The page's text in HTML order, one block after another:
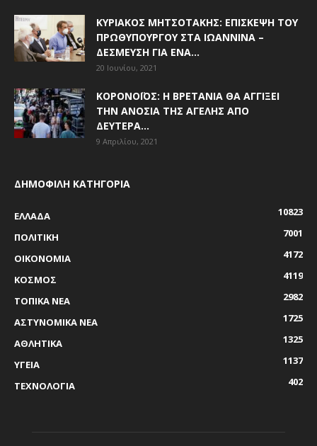
ΚΥΡΙΆΚΟΣ ΜΗΤΣΟΤΆΚΗΣ: ΕΠΊΣΚΕΨΗ ΤΟΥ
ΠΡΩΘΥΠΟΥΡΓΟΎ ΣΤΑ ΙΩΆΝΝΙΝΑ –
ΔΈΣΜΕΥΣΗ ΓΙΑ ΈΝΑ...
20 Ιουνίου, 2021
ΚΟΡΟΝΟΪΌΣ: Η ΒΡΕΤΑΝΊΑ ΘΑ ΑΓΓΊΞΕΙ
ΤΗΝ ΑΝΟΣΊΑ ΤΗΣ ΑΓΈΛΗΣ ΑΠΌ
ΔΕΥΤΈΡΑ...
9 Απριλίου, 2021
ΔΗΜΟΦΙΛΗ ΚΑΤΗΓΟΡΙΑ
ΕΛΛΑΔΑ
10823
ΠΟΛΙΤΙΚΗ
7001
ΟΙΚΟΝΟΜΙΑ
4172
ΚΟΣΜΟΣ
4119
ΤΟΠΙΚΑ ΝΕΑ
2982
ΑΣΤΥΝΟΜΙΚΑ ΝΕΑ
1725
ΑΘΛΗΤΙΚΑ
1325
ΥΓΕΙΑ
1137
ΤΕΧΝΟΛΟΓΙΑ
402